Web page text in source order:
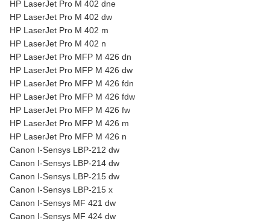
HP LaserJet Pro M 402 dne
HP LaserJet Pro M 402 dw
HP LaserJet Pro M 402 m
HP LaserJet Pro M 402 n
HP LaserJet Pro MFP M 426 dn
HP LaserJet Pro MFP M 426 dw
HP LaserJet Pro MFP M 426 fdn
HP LaserJet Pro MFP M 426 fdw
HP LaserJet Pro MFP M 426 fw
HP LaserJet Pro MFP M 426 m
HP LaserJet Pro MFP M 426 n
Canon I-Sensys LBP-212 dw
Canon I-Sensys LBP-214 dw
Canon I-Sensys LBP-215 dw
Canon I-Sensys LBP-215 x
Canon I-Sensys MF 421 dw
Canon I-Sensys MF 424 dw